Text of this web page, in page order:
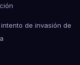
de invasión de